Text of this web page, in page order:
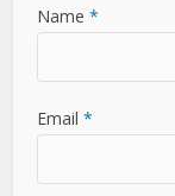
Name *
Email *